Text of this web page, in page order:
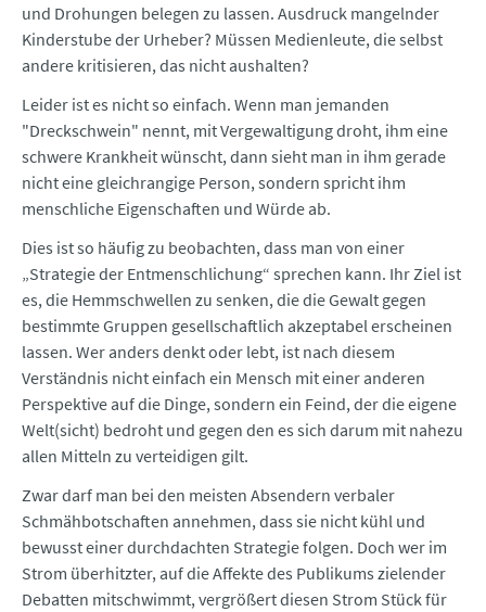
und Drohungen belegen zu lassen. Ausdruck mangelnder
Kinderstube der Urheber? Müssen Medienleute, die selbst
andere kritisieren, das nicht aushalten?
Leider ist es nicht so einfach. Wenn man jemanden
"Dreckschwein" nennt, mit Vergewaltigung droht, ihm eine
schwere Krankheit wünscht, dann sieht man in ihm gerade
nicht eine gleichrangige Person, sondern spricht ihm
menschliche Eigenschaften und Würde ab.
Dies ist so häufig zu beobachten, dass man von einer
„Strategie der Entmenschlichung“ sprechen kann. Ihr Ziel ist
es, die Hemmschwellen zu senken, die die Gewalt gegen
bestimmte Gruppen gesellschaftlich akzeptabel erscheinen
lassen. Wer anders denkt oder lebt, ist nach diesem
Verständnis nicht einfach ein Mensch mit einer anderen
Perspektive auf die Dinge, sondern ein Feind, der die eigene
Welt(sicht) bedroht und gegen den es sich darum mit nahezu
allen Mitteln zu verteidigen gilt.
Zwar darf man bei den meisten Absendern verbaler
Schmähbotschaften annehmen, dass sie nicht kühl und
bewusst einer durchdachten Strategie folgen. Doch wer im
Strom überhitzter, auf die Affekte des Publikums zielender
Debatten mitschwimmt, vergrößert diesen Strom Stück für